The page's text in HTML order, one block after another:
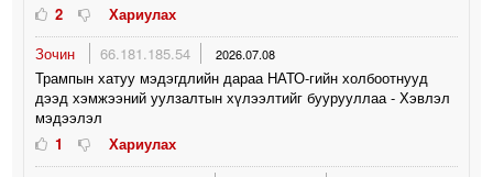
2
Хариулах
Зочин
66.181.185.54 2026.07.08
Трампын хатуу мэдэгдлийн дараа НАТО-гийн холбоотнууд
дээд хэмжээний уулзалтын хүлээлтийг буурууллаа - Хэвлэл
мэдээлэл
1
Хариулах